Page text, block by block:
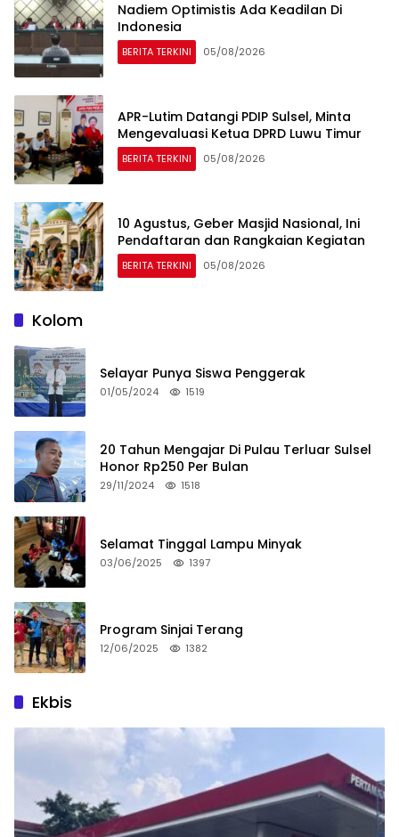
Nadiem Optimistis Ada Keadilan Di
Indonesia
BERITA TERKINI 05/08/2026
APR-Lutim Datangi PDIP Sulsel, Minta
Mengevaluasi Ketua DPRD Luwu Timur
BERITA TERKINI 05/08/2026
10 Agustus, Geber Masjid Nasional, Ini
Pendaftaran dan Rangkaian Kegiatan
BERITA TERKINI 05/08/2026
Kolom
Selayar Punya Siswa Penggerak
01/05/2024 1519
20 Tahun Mengajar Di Pulau Terluar Sulsel
Honor Rp250 Per Bulan
29/11/2024 1518
Selamat Tinggal Lampu Minyak
03/06/2025 1397
Program Sinjai Terang
12/06/2025 1382
Ekbis